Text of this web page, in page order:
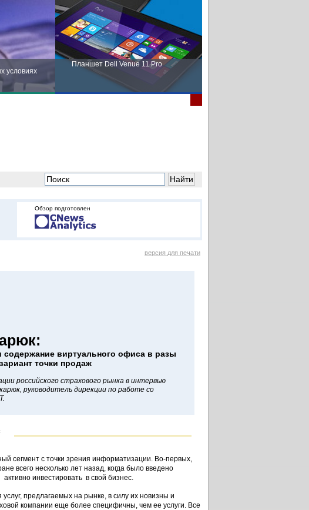
условиях
Планшет Dell Venue 11 Pro
Обзор подготовлен
версия для печати
содержание виртуального офиса в разы
точки продаж
российского страхового рынка в интервью
руководитель дирекции по работе со
сегмент с точки зрения информатизации. Во-первых,
всего несколько лет назад, когда было введено
инвестировать в свой бизнес.
предлагаемых на рынке, в силу их новизны и
компании еще более специфичны, чем ее услуги. Все